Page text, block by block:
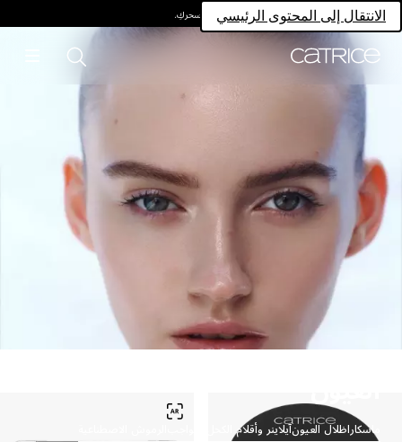
الانتقال إلى المحتوى الرئيسيامتلكي سحركِ.
ماسكاراظلال العيونآيلاينر وأقلام الكحل